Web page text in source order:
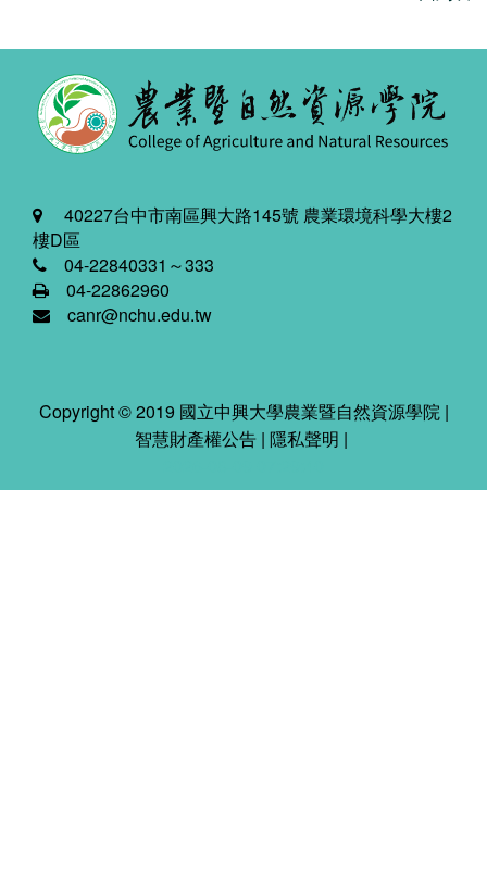
40227台中市南區興大路145號 農業環境科學大樓2
樓D區
04-22840331～333
04-22862960
canr@nchu.edu.tw
Copyright © 2019 國立中興大學農業暨自然資源學院 |
智慧財產權公告 | 隱私聲明 |